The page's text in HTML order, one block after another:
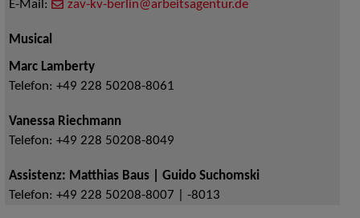
E-Mail:
zav-kv-berlin@arbeitsagentur.de
Musical
Marc Lamberty
Telefon: +49 228 50208-8061
Vanessa Riechmann
Telefon: +49 228 50208-8049
Assistenz: Matthias Baus | Guido Suchomski
Telefon: +49 228 50208-8007 | -8013